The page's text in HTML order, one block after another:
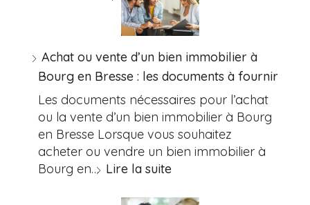
Achat ou vente d’un bien immobilier à
Bourg en Bresse : les documents à fournir
Les documents nécessaires pour l’achat
ou la vente d’un bien immobilier à Bourg
en Bresse Lorsque vous souhaitez
acheter ou vendre un bien immobilier à
Bourg en… Lire la suite